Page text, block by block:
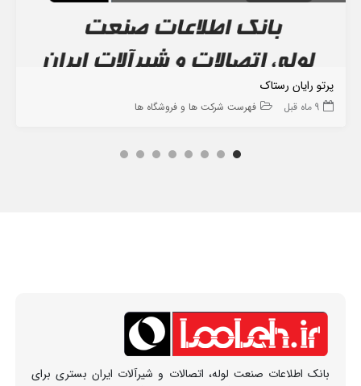
پرتو رایان رستاک
9 ماه قبل فهرست شرکت ها و فروشگاه ها
بانک اطلاعات صنعت لوله، اتصالات و شیرآلات ایران بستری برای